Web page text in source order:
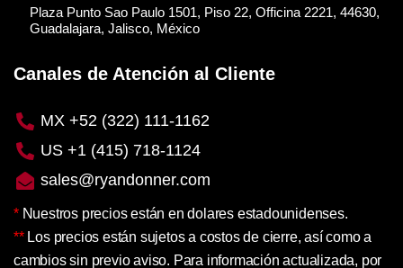
Plaza Punto Sao Paulo 1501, Piso 22, Officina 2221, 44630,
Guadalajara, Jalisco, México
Canales de Atención al Cliente
MX +52 (322) 111-1162
US +1 (415) 718-1124
sales@ryandonner.com
* Nuestros precios están en dolares estadounidenses.
** Los precios están sujetos a costos de cierre, así como a
cambios sin previo aviso. Para información actualizada, por